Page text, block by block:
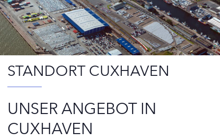
STANDORT CUXHAVEN
UNSER ANGEBOT IN
CUXHAVEN